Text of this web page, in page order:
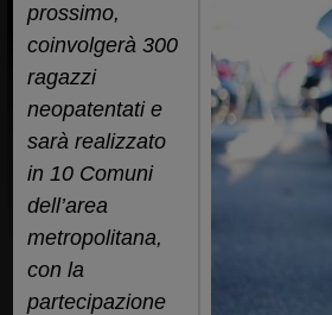
prossimo,
coinvolgerà 300
ragazzi
neopatentati e
sarà realizzato
in 10 Comuni
dell’area
metropolitana,
con la
partecipazione